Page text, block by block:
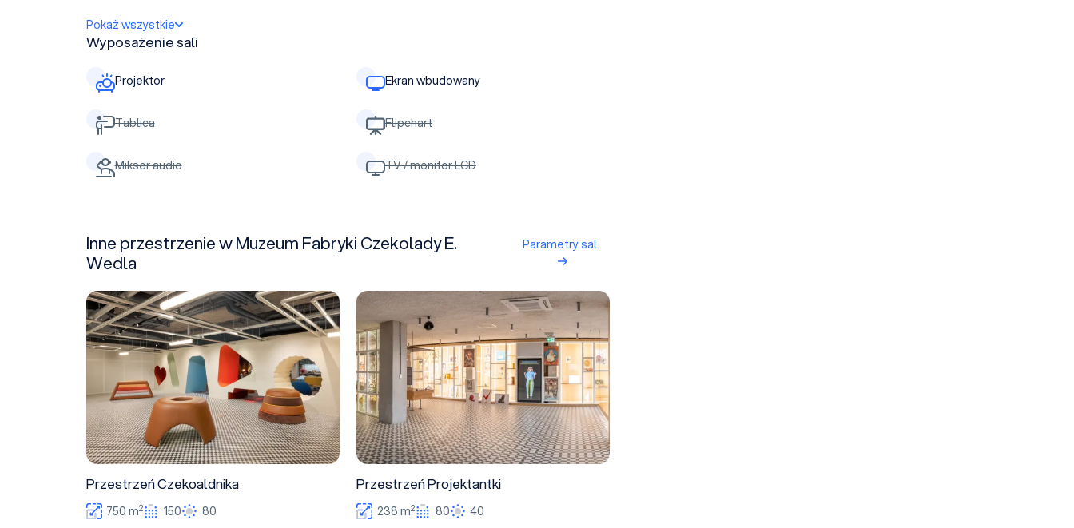
Pokaż wszystkie
Wyposażenie sali
Projektor Ekran wbudowany
Tablica Flipchart
Mikser audio TV / monitor LCD
Inne przestrzenie w Muzeum Fabryki Czekolady E.
Wedla
Parametry sal
Przestrzeń Czekoaldnika
Przestrzeń Czekoaldnika
750 m2 150 80
Przestrzeń Projektantki
Przestrzeń Projektantki
238 m2 80 40